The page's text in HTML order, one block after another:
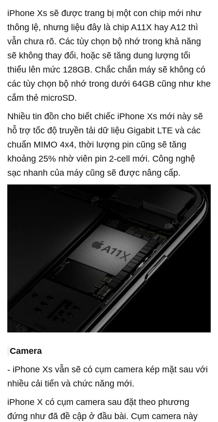
iPhone Xs sẽ được trang bị một con chip mới như
thông lệ, nhưng liệu đây là chip A11X hay A12 thì
vẫn chưa rõ. Các tùy chọn bộ nhớ trong khả năng
sẽ không thay đổi, hoặc sẽ tăng dung lượng tối
thiểu lên mức 128GB. Chắc chắn máy sẽ không có
các tùy chọn bộ nhớ trong dưới 64GB cũng như khe
cắm thẻ microSD.
Nhiều tin đồn cho biết chiếc iPhone Xs mới này sẽ
hỗ trợ tốc độ truyền tải dữ liệu Gigabit LTE và các
chuẩn MIMO 4x4, thời lượng pin cũng sẽ tăng
khoảng 25% nhờ viên pin 2-cell mới. Công nghệ
sạc nhanh của máy cũng sẽ được nâng cấp.
Camera
- iPhone Xs vẫn sẽ có cụm camera kép mặt sau với
nhiều cải tiến và chức năng mới.
iPhone X có cụm camera sau đặt theo phương
đứng như đã đề cập ở đầu bài. Cụm camera này